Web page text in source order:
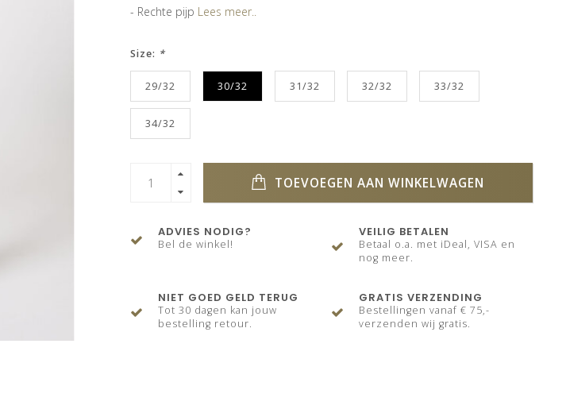
- Rechte pijp Lees meer..
Size: *
29/32 30/32 31/32 32/32 33/32
34/32
TOEVOEGEN AAN WINKELWAGEN
ADVIES NODIG?
Bel de winkel!
VEILIG BETALEN
Betaal o.a. met iDeal, VISA en
nog meer.
NIET GOED GELD TERUG
Tot 30 dagen kan jouw
bestelling retour.
GRATIS VERZENDING
Bestellingen vanaf € 75,-
verzenden wij gratis.